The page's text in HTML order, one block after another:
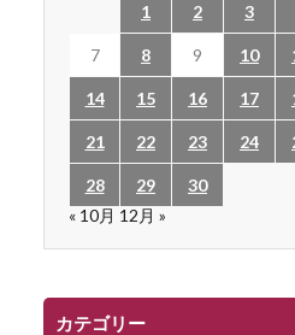
1 2 3
7 8 9 10
14 15 16 17
21 22 23 24
28 29
30
« 10月 12月 »
カテゴリー